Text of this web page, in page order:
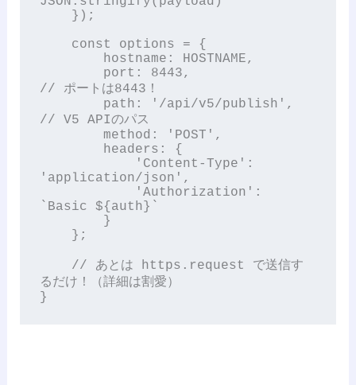
// ポートは8443！
// V5 APIのパス
'application/json',
`Basic ${auth}`
るだけ！（詳細は割愛）